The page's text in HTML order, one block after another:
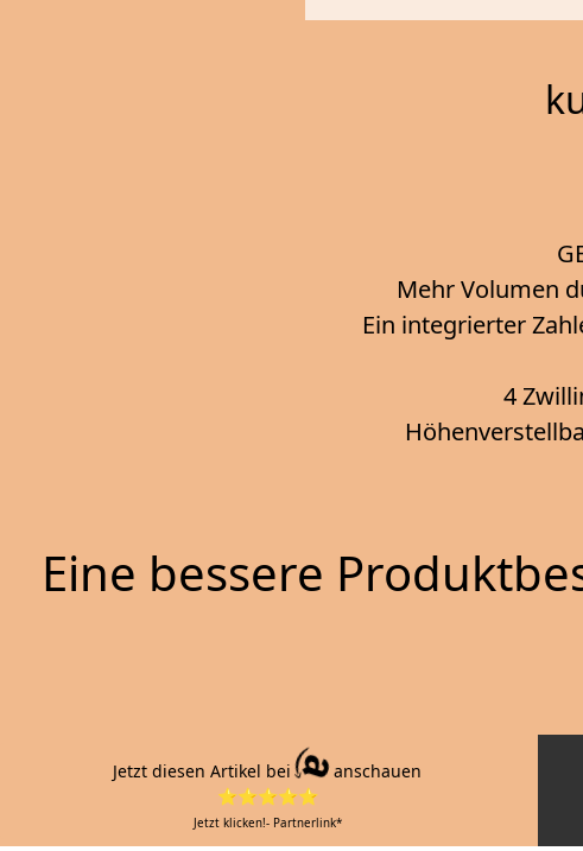
Mehr Volumen
Ein integrierter
4
Eine bessere
Jetzt diesen Artikel bei
anschauen
⭐⭐⭐⭐⭐
Jetzt klicken!- Partnerlink*